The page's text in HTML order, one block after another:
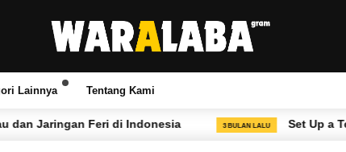
Lainnya Tentang Kami
Feri di Indonesia 3 BULAN LALU Set Up a